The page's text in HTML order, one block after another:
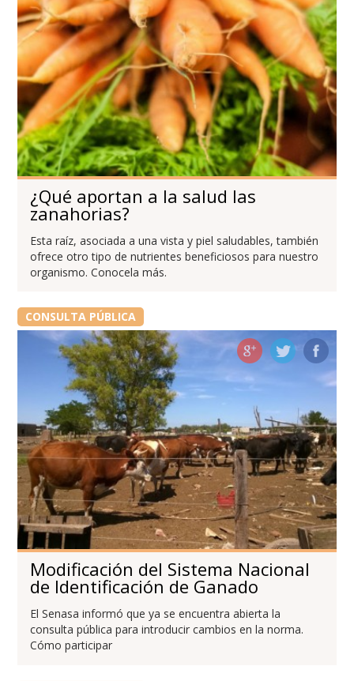
¿Qué aportan a la salud las
zanahorias?
Esta raíz, asociada a una vista y piel saludables, también
ofrece otro tipo de nutrientes beneficiosos para nuestro
organismo. Conocela más.
CONSULTA PÚBLICA
Modificación del Sistema Nacional
de Identificación de Ganado
El Senasa informó que ya se encuentra abierta la
consulta pública para introducir cambios en la norma.
Cómo participar